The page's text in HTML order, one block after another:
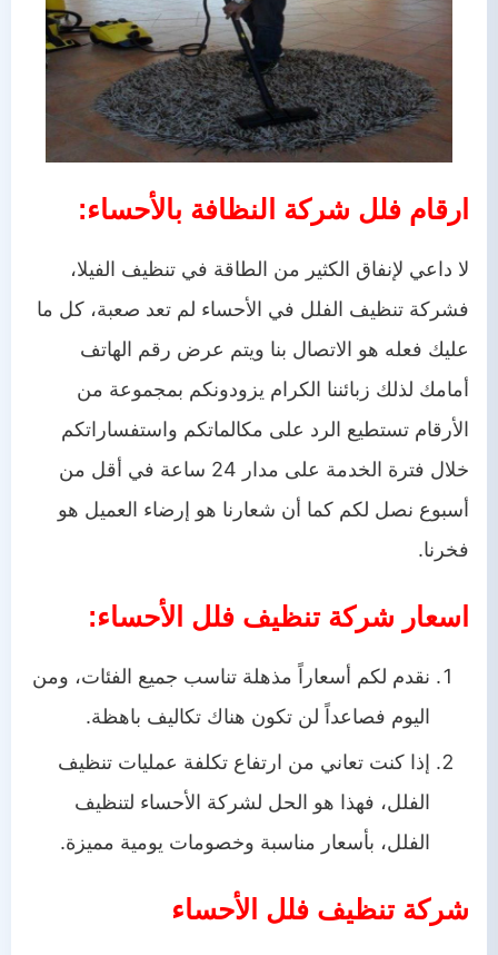
ارقام فلل شركة النظافة بالأحساء:
لا داعي لإنفاق الكثير من الطاقة في تنظيف الفيلا،
فشركة تنظيف الفلل في الأحساء لم تعد صعبة، كل ما
عليك فعله هو الاتصال بنا ويتم عرض رقم الهاتف
أمامك لذلك زبائننا الكرام يزودونكم بمجموعة من
الأرقام تستطيع الرد على مكالماتكم واستفساراتكم
خلال فترة الخدمة على مدار 24 ساعة في أقل من
أسبوع نصل لكم كما أن شعارنا هو إرضاء العميل هو
فخرنا.
اسعار شركة تنظيف فلل الأحساء:
نقدم لكم أسعاراً مذهلة تناسب جميع الفئات، ومن
اليوم فصاعداً لن تكون هناك تكاليف باهظة.
إذا كنت تعاني من ارتفاع تكلفة عمليات تنظيف
الفلل، فهذا هو الحل لشركة الأحساء لتنظيف
الفلل، بأسعار مناسبة وخصومات يومية مميزة.
شركة تنظيف فلل الأحساء